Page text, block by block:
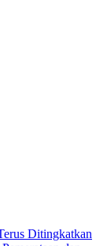
Ditingkatkan